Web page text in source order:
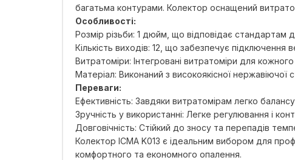
багатьма контурами. Колектор оснащений
Особливості:
Розмір різьби: 1 дюйм, що відповідає стандартам
Кількість виходів: 12, що забезпечує підключення
Витратоміри: Інтегровані витратоміри для
Матеріал: Виконаний з високоякісної нержавіючої
Переваги:
Ефективність: Завдяки витратомірам легко
Зручність у використанні: Легке регулювання і
Довговічність: Стійкий до зносу та перепадів
Колектор ICMA K013 є ідеальним вибором для
комфортного та економного опалення.